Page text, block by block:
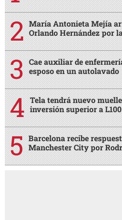
María Antonieta Mejía
Orlando Hernández por
Cae auxiliar de
esposo en un autolavado
Tela tendrá nuevo
inversión superior a
Barcelona recibe
Manchester City por